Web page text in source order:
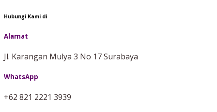
Hubungi Kami di
Alamat
Jl. Karangan Mulya 3 No 17 Surabaya
WhatsApp
+62 821 2221 3939